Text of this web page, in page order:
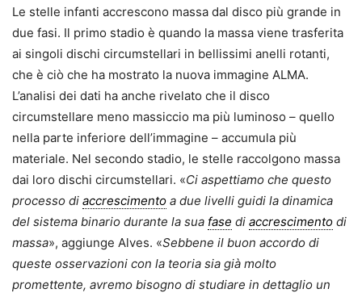
Le stelle infanti accrescono massa dal disco più grande in
due fasi. Il primo stadio è quando la massa viene trasferita
ai singoli dischi circumstellari in bellissimi anelli rotanti,
che è ciò che ha mostrato la nuova immagine ALMA.
L’analisi dei dati ha anche rivelato che il disco
circumstellare meno massiccio ma più luminoso – quello
nella parte inferiore dell’immagine – accumula più
materiale. Nel secondo stadio, le stelle raccolgono massa
dai loro dischi circumstellari. «Ci aspettiamo che questo
processo di accrescimento a due livelli guidi la dinamica
del sistema binario durante la sua fase di accrescimento di
massa», aggiunge Alves. «Sebbene il buon accordo di
queste osservazioni con la teoria sia già molto
promettente, avremo bisogno di studiare in dettaglio un